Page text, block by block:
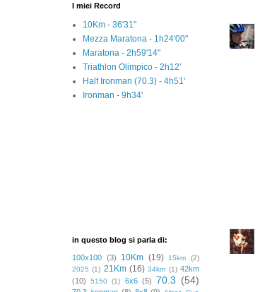
I miei Record
10Km - 36'31"
Mezza Maratona - 1h24'00"
Maratona - 2h59'14"
Triathlon Olimpico - 2h12'
Half Ironman (70.3) - 4h51'
Ironman - 9h34'
in questo blog si parla di:
100x100 (3) 10Km (19) 15km
(2)
2025 (1) 21Km (16) 34km (1) 42km
(10)
5150 (1) 6x6 (5) 70.3 (54)